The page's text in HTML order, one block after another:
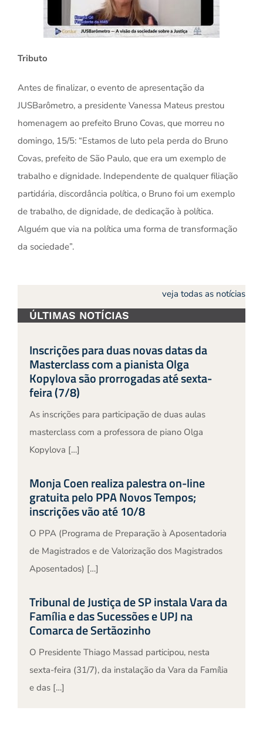
Tributo
Antes de finalizar, o evento de apresentação da
JUSBarômetro, a presidente Vanessa Mateus prestou
homenagem ao prefeito Bruno Covas, que morreu no
domingo, 15/5: “Estamos de luto pela perda do Bruno
Covas, prefeito de São Paulo, que era um exemplo de
trabalho e dignidade. Independente de qualquer filiação
partidária, discordância política, o Bruno foi um exemplo
de trabalho, de dignidade, de dedicação à política.
Alguém que via na política uma forma de transformação
da sociedade”.
veja todas as notícias
ÚLTIMAS NOTÍCIAS
Inscrições para duas novas datas da
Masterclass com a pianista Olga
Kopylova são prorrogadas até sexta-
feira (7/8)
As inscrições para participação de duas aulas
masterclass com a professora de piano Olga
Kopylova […]
Monja Coen realiza palestra on-line
gratuita pelo PPA Novos Tempos;
inscrições vão até 10/8
O PPA (Programa de Preparação à Aposentadoria
de Magistrados e de Valorização dos Magistrados
Aposentados) […]
Tribunal de Justiça de SP instala Vara da
Família e das Sucessões e UPJ na
Comarca de Sertãozinho
O Presidente Thiago Massad participou, nesta
sexta-feira (31/7), da instalação da Vara da Família
e das […]